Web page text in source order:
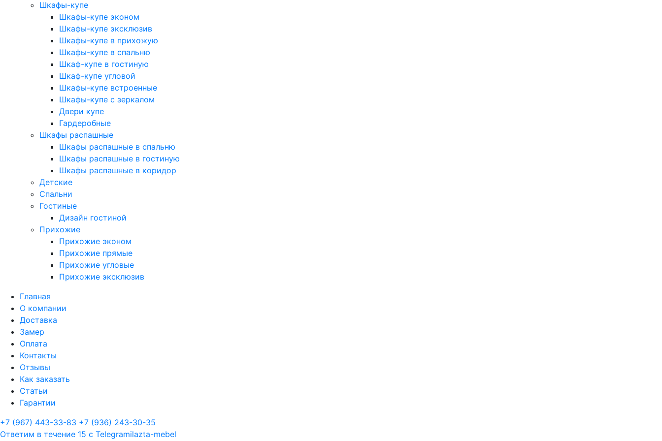
Шкафы-купе
Шкафы-купе эконом
Шкафы-купе эксклюзив
Шкафы-купе в прихожую
Шкафы-купе в спальню
Шкаф-купе в гостиную
Шкаф-купе угловой
Шкафы-купе встроенные
Шкафы-купе с зеркалом
Двери купе
Гардеробные
Шкафы распашные
Шкафы распашные в спальню
Шкафы распашные в гостиную
Шкафы распашные в коридор
Детские
Спальни
Гостиные
Дизайн гостиной
Прихожие
Прихожие эконом
Прихожие прямые
Прихожие угловые
Прихожие эксклюзив
Главная
О компании
Доставка
Замер
Оплата
Контакты
Отзывы
Как заказать
Статьи
Гарантии
+7 (967) 443-33-83 +7 (936) 243-30-35
Ответим в течение 15 с Telegramilazta-mebel